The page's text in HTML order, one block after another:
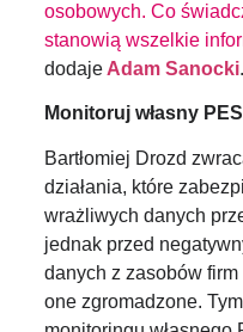
osobowych. Co
stanowią wszelkie
dodaje Adam Sanocki.
Monitoruj własny
Bartłomiej Drozd
działania, które
wrażliwych danych
jednak przed
danych z zasobów
one zgromadzone.